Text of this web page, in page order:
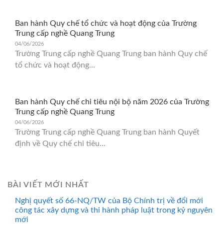
Ban hành Quy chế tổ chức và hoạt động của Trường
Trung cấp nghề Quang Trung
04/06/2026
Trường Trung cấp nghề Quang Trung ban hành Quy chế
tổ chức và hoạt động...
Ban hành Quy chế chi tiêu nội bộ năm 2026 của Trường
Trung cấp nghề Quang Trung
04/06/2026
Trường Trung cấp nghề Quang Trung ban hành Quyết
định về Quy chế chi tiêu...
BÀI VIẾT MỚI NHẤT
Nghị quyết số 66-NQ/TW của Bộ Chính trị về đổi mới
công tác xây dựng và thi hành pháp luật trong kỷ nguyên
mới